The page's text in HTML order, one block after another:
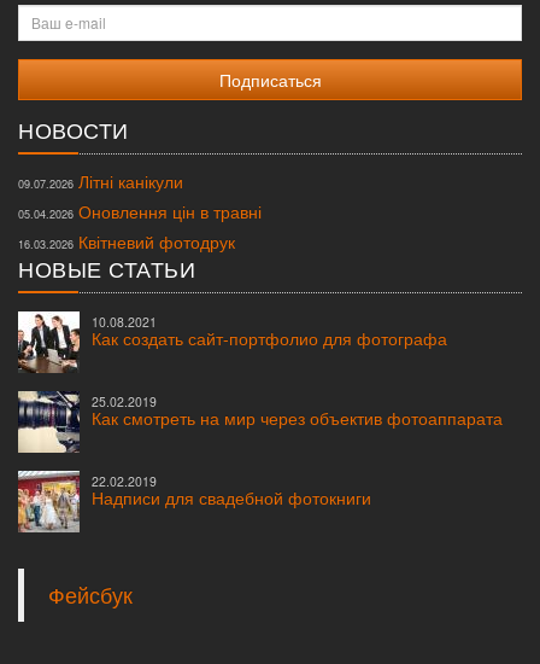
Ваш
e-
mail
НОВОСТИ
09.07.2026 Літні канікули
05.04.2026 Оновлення цін в травні
16.03.2026 Квітневий фотодрук
НОВЫЕ СТАТЬИ
10.08.2021
Как создать сайт-портфолио для фотографа
25.02.2019
Как смотреть на мир через объектив фотоаппарата
22.02.2019
Надписи для свадебной фотокниги
Фейсбук